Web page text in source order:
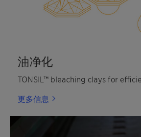
油净化
TONSIL™ bleaching clays for
更多信息